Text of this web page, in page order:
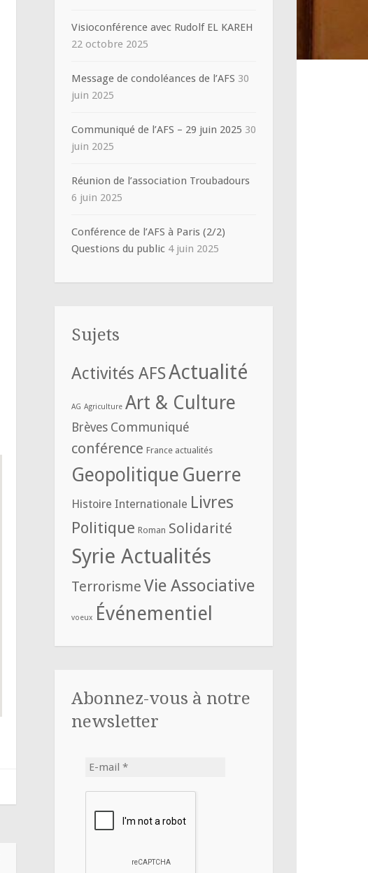
Visioconférence avec Rudolf EL KAREH
22 octobre 2025
Message de condoléances de l’AFS 30
juin 2025
Communiqué de l’AFS – 29 juin 2025 30
juin 2025
Réunion de l’association Troubadours
6 juin 2025
Conférence de l’AFS à Paris (2/2)
Questions du public 4 juin 2025
Sujets
Activités AFSActualité
AG Agriculture Art & Culture
Brèves Communiqué
conférence France actualités
Geopolitique Guerre
Histoire Internationale Livres
Politique Roman Solidarité
Syrie Actualités
Terrorisme Vie Associative
voeux Événementiel
Abonnez-vous à notre
newsletter